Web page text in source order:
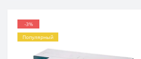
-3%
Популярный